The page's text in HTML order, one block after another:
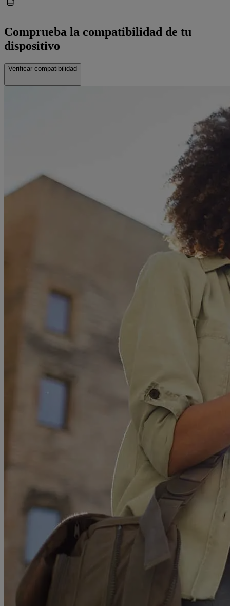
Comprueba la compatibilidad de tu
dispositivo
Verificar compatibilidad